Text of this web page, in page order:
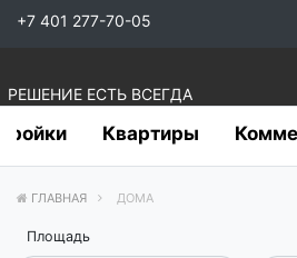
+7 401 277-70-05
РЕШЕНИЕ ЕСТЬ ВСЕГДА
Квартиры
ГЛАВНАЯ ДОМА
Площадь